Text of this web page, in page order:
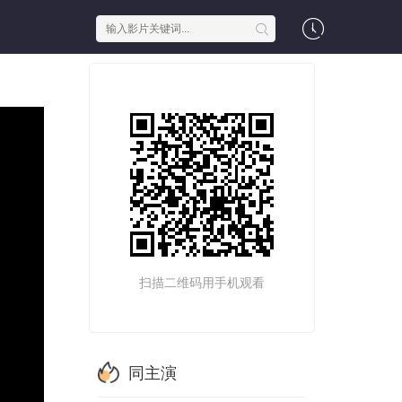
扫描二维码用手机观看
同主演